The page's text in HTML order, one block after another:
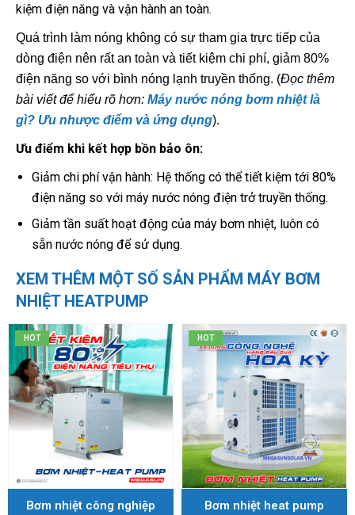
kiệm điện năng và vận hành an toàn.
Quá trình làm nóng không có sự tham gia trực tiếp của
dòng điện nên rất an toàn và tiết kiệm chi phí, giảm 80%
điện năng so với bình nóng lạnh truyền thống. (Đọc thêm
bài viết để hiểu rõ hơn: Máy nước nóng bơm nhiệt là
gì? Ưu nhược điểm và ứng dụng).
Ưu điểm khi kết hợp bồn bảo ôn:
Giảm chi phí vận hành: Hệ thống có thể tiết kiệm tới 80%
điện năng so với máy nước nóng điện trở truyền thống.
Giảm tần suất hoạt động của máy bơm nhiệt, luôn có
sẵn nước nóng để sử dụng.
XEM THÊM MỘT SỐ SẢN PHẨM MÁY BƠM
NHIỆT HEATPUMP
HOT
Bơm nhiệt công nghiệp
HOT
Bơm nhiệt heat pump